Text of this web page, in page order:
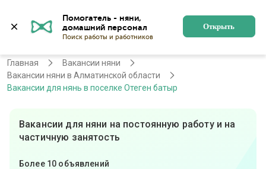
Помогатель - няни,
Поиск работы и работников
Открыть
Алматы Регистрация
Главная
Вакансии няни
Вакансии няни в Алматинской области
Вакансии для нянь в поселке Отеген батыр
Вакансии для няни на постоянную работу и на
частичную занятость
Более 10 объявлений